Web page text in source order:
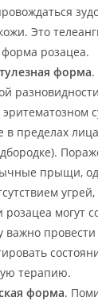
Это
розацеа.
форма
в пределах
прыщи,
розацеа могут
важно
терапию.
форма.